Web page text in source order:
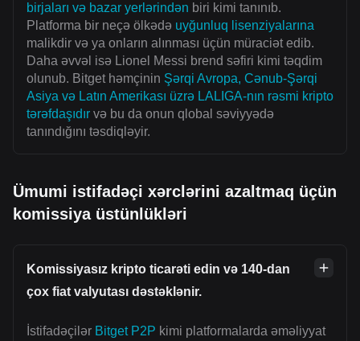
birjaları və bazar yerlərindən biri kimi tanınıb.
Platforma bir neçə ölkədə uyğunluq lisenziyalarına
malikdir və ya onların alınması üçün müraciət edib.
Daha əvvəl isə Lionel Messi brend səfiri kimi təqdim
olunub. Bitget həmçinin Şərqi Avropa, Cənub-Şərqi
Asiya və Latın Amerikası üzrə LALIGA-nın rəsmi kripto
tərəfdaşıdır və bu da onun qlobal səviyyədə
tanındığını təsdiqləyir.
Ümumi istifadəçi xərclərini azaltmaq üçün
komissiya üstünlükləri
Komissiyasız kripto ticarəti edin və 140-dan
çox fiat valyutası dəstəklənir.
İstifadəçilər Bitget P2P kimi platformalarda əməliyyat